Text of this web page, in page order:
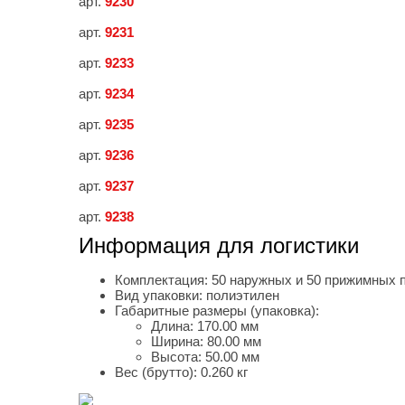
арт. 9231
арт. 9233
арт. 9234
арт. 9235
арт. 9236
арт. 9237
арт. 9238
Информация для логистики
Комплектация: 50 наружных и 50 прижимных
Вид упаковки: полиэтилен
Габаритные размеры (упаковка):
Длина: 170.00 мм
Ширина: 80.00 мм
Высота: 50.00 мм
Вес (брутто): 0.260 кг